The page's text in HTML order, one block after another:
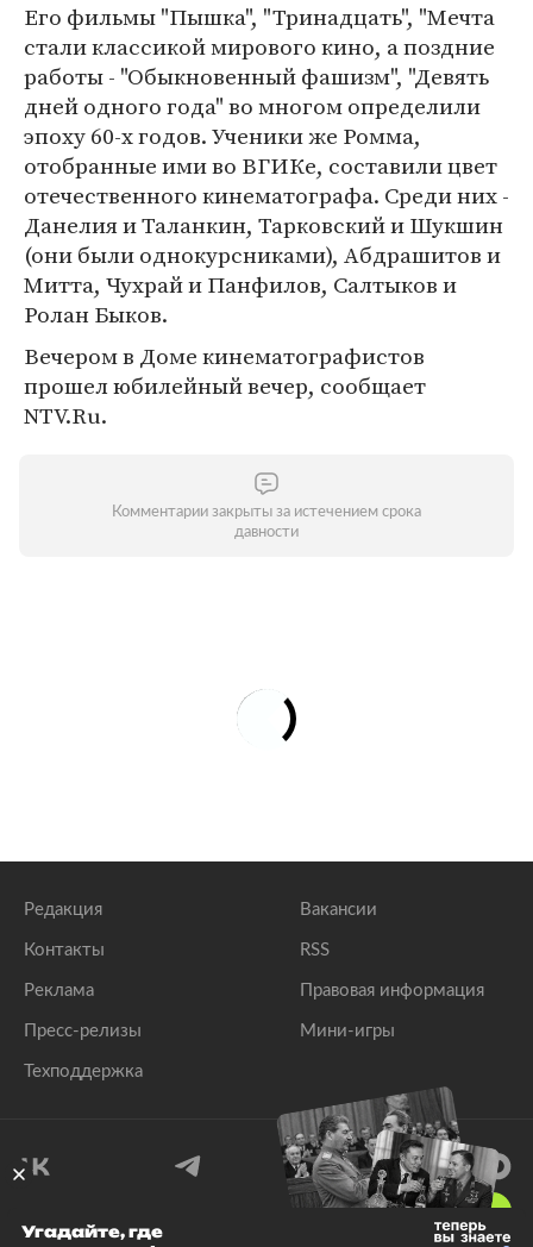
Его фильмы "Пышка", "Тринадцать", "Мечта
стали классикой мирового кино, а поздние
работы - "Обыкновенный фашизм", "Девять
дней одного года" во многом определили
эпоху 60-х годов. Ученики же Ромма,
отобранные ими во ВГИКе, составили цвет
отечественного кинематографа. Среди них -
Данелия и Таланкин, Тарковский и Шукшин
(они были однокурсниками), Абдрашитов и
Митта, Чухрай и Панфилов, Салтыков и
Ролан Быков.
Вечером в Доме кинематографистов
прошел юбилейный вечер, сообщает
NTV.Ru.
Комментарии закрыты за истечением срока
давности
Редакция
Контакты
Реклама
Пресс-релизы
Техподдержка
Вакансии
RSS
Правовая информация
Мини-игры
Угадайте, где